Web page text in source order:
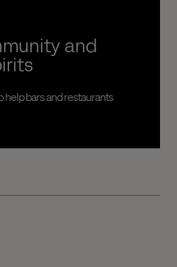
and
bars and restaurants